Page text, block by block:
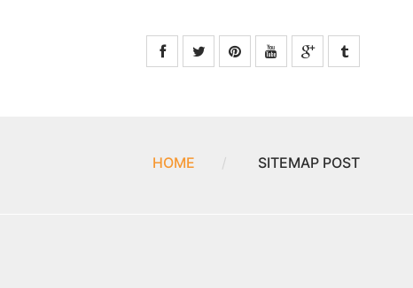
HOME SITEMAP POST